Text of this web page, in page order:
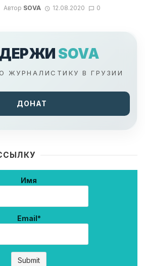
Автор SOVA 12.08.2020 0
SOVA
ЖУРНАЛИСТИКУ В ГРУЗИИ
ДОНАТ
Имя
Email*